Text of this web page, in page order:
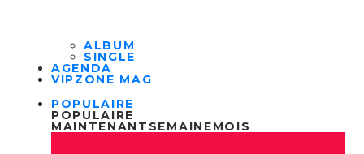
ALBUM
SINGLE
AGENDA
VIPZONE MAG
POPULAIRE
POPULAIRE
MAINTENANT SEMAINEMOIS